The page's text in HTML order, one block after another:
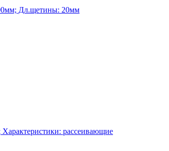
Дл.щетины: 20мм
рассеивающие